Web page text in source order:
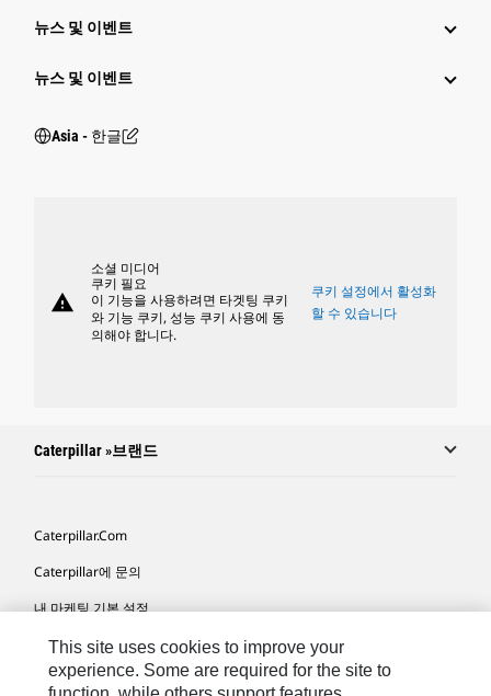
뉴스 및 이벤트
뉴스 및 이벤트
Asia - 한글
warning
소셜 미디어
쿠키 필요
이 기능을 사용하려면 타겟팅 쿠키
와 기능 쿠키, 성능 쿠키 사용에 동
의해야 합니다.
쿠키 설정에서 활성화
할 수 있습니다
Caterpillar »브랜드
Caterpillar.com
Caterpillar에 문의
내 마케팅 기본 설정
사이트 맵
Cookie Settings
This site uses cookies to improve your
experience. Some are required for the site to